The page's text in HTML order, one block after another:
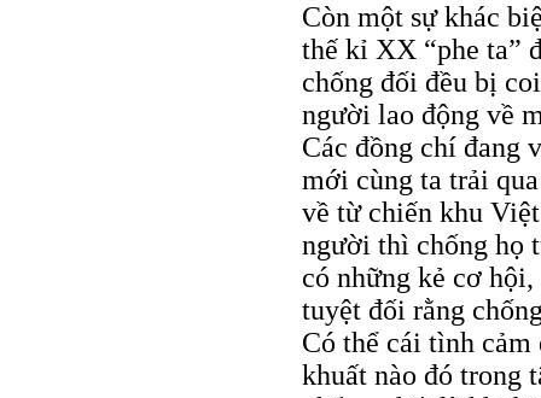
Còn một sự khác
thế kỉ XX “phe ta”
chống đối đều bị
người lao động về
Các đồng chí đang
mới cùng ta trải
về từ chiến khu
người thì chống họ
có những kẻ cơ
tuyệt đối rằng
Có thể cái tình
khuất nào đó trong